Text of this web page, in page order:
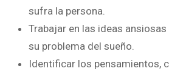
sufra la persona.
Trabajar en las ideas
su problema del sueño.
Identificar los pensamientos,